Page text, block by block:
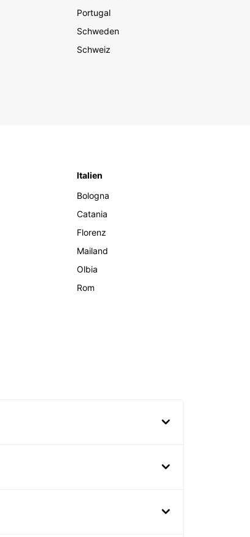
Portugal
Schweden
Schweiz
Italien
Bologna
Catania
Florenz
Mailand
Olbia
Rom